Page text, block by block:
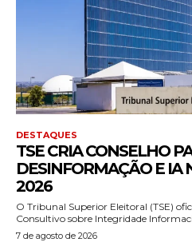
DESTAQUES
TSE CRIA CONSELHO
DESINFORMAÇÃO E IA
2026
O Tribunal Superior Eleitoral (TSE)
Consultivo sobre Integridade
7 de agosto de 2026